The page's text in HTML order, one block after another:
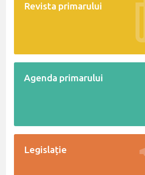
Revista primarului
Agenda primarului
Legislație